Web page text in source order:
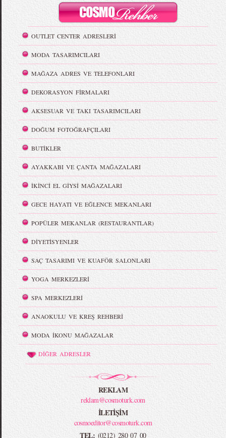
OUTLET CENTER ADRESLERİ
MODA TASARIMCILARI
MAĞAZA ADRES VE TELEFONLARI
DEKORASYON FİRMALARI
AKSESUAR VE TAKI TASARIMCILARI
DOĞUM FOTOĞRAFÇILARI
BUTİKLER
AYAKKABI VE ÇANTA MAĞAZALARI
İKİNCİ EL GİYSİ MAĞAZALARI
GECE HAYATI VE EĞLENCE MEKANLARI
POPÜLER MEKANLAR (RESTAURANTLAR)
DİYETİSYENLER
SAÇ TASARIMI VE KUAFÖR SALONLARI
YOGA MERKEZLERİ
SPA MERKEZLERİ
ANAOKULU VE KREŞ REHBERİ
MODA İKONU MAĞAZALAR
DİĞER ADRESLER
REKLAM
reklam@cosmoturk.com
İLETİŞİM
cosmoeditor@cosmoturk.com
TEL: (0212) 280 07 00